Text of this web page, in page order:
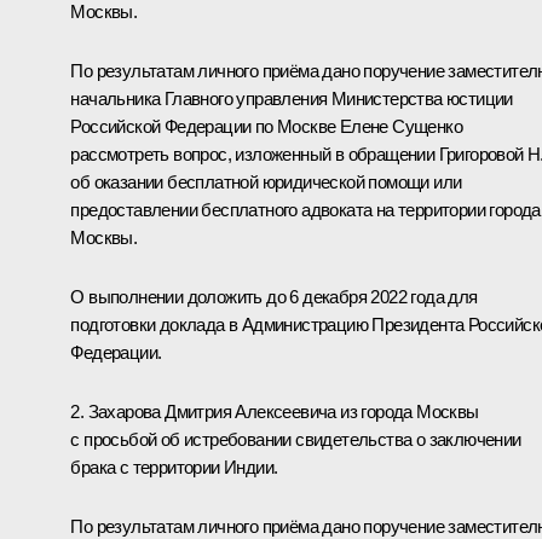
Москвы.
По результатам личного приёма дано поручение
начальника Главного управления Министерства юстиции
Российской Федерации по Москве Елене Сущенко
рассмотреть вопрос, изложенный в обращении Григоровой
об оказании бесплатной юридической помощи или
предоставлении бесплатного адвоката на территории города
Москвы.
О выполнении доложить до 6 декабря 2022 года для
подготовки доклада в Администрацию Президента
Федерации.
2. Захарова Дмитрия Алексеевича из города Москвы
с просьбой об истребовании свидетельства о заключении
брака с территории Индии.
По результатам личного приёма дано поручение